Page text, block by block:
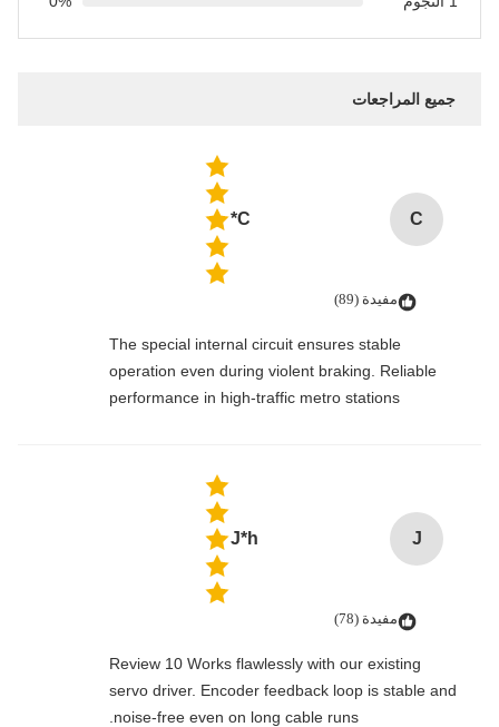
جميع المراجعات
C
C*
مفيدة (89)
The special internal circuit ensures stable
operation even during violent braking. Reliable
performance in high-traffic metro stations
J
J*h
مفيدة (78)
Review 10 Works flawlessly with our existing
servo driver. Encoder feedback loop is stable and
noise-free even on long cable runs.